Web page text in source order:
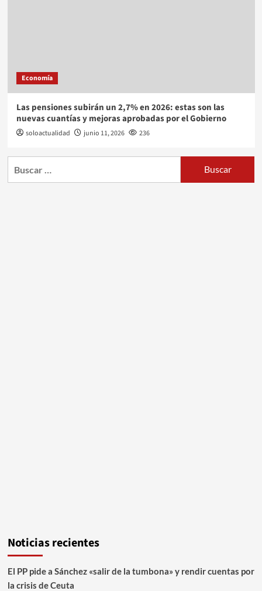
Economía
Las pensiones subirán un 2,7% en 2026: estas son las
nuevas cuantías y mejoras aprobadas por el Gobierno
soloactualidad junio 11, 2026 236
Noticias recientes
El PP pide a Sánchez «salir de la tumbona» y rendir cuentas por
la crisis de Ceuta